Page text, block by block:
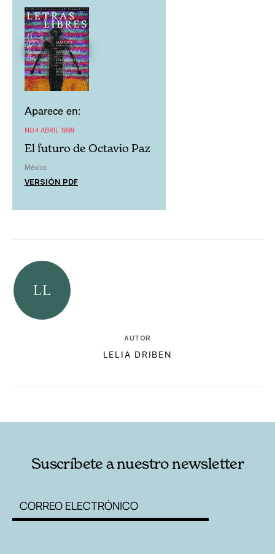
Aparece en:
NO.4 ABRIL 1999
El futuro de Octavio Paz
México
VERSIÓN PDF
AUTOR
LELIA DRIBEN
Suscríbete a nuestro newsletter